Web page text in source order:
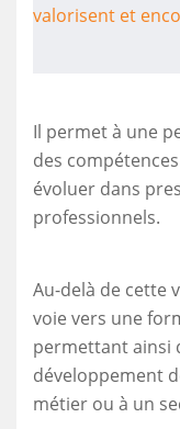
valorisent et
Il permet à une
des
évoluer dans
professionnels.
Au-delà de cette
voie vers une
permettant ainsi
développement
métier ou à un